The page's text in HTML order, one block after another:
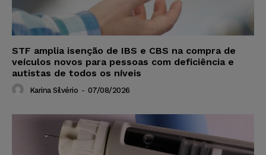
STF amplia isenção de IBS e CBS na compra de
veículos novos para pessoas com deficiência e
autistas de todos os níveis
Karina Silvério - 07/08/2026